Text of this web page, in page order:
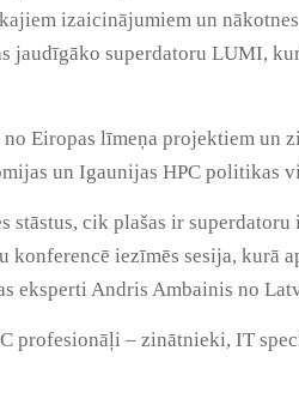
izaicinājumiem un
jaudīgāko superdatoru LUMI,
Eiropas līmeņa projektiem
un Igaunijas HPC
cik plašas ir
iezīmēs sesija, kurā
eksperti Andris Ambainis no
profesionāļi – zinātnieki, IT